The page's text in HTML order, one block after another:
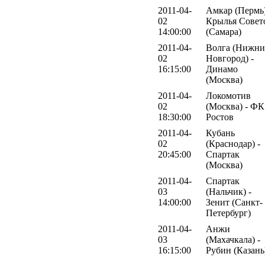
2011-04-
02
14:00:00
Амкар
Крылья
(Самара)
2011-04-
02
16:15:00
Волга
Новгород) -
Динамо
(Москва)
2011-04-
02
18:30:00
Локомотив
(Москва) - ФК
Ростов
2011-04-
02
20:45:00
Кубань
(Краснодар) -
Спартак
(Москва)
2011-04-
03
14:00:00
Спартак
(Нальчик) -
Зенит (Санкт-
Петербург)
2011-04-
03
16:15:00
Анжи
(Махачкала) -
Рубин